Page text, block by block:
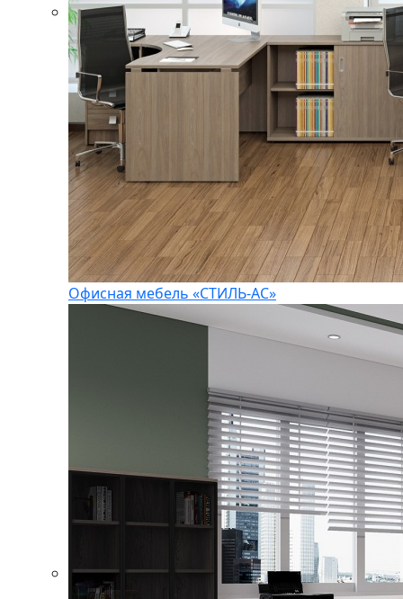
Офисная мебель «СТИЛЬ-АС»